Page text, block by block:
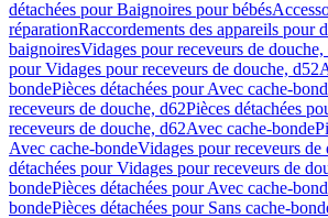
détachées pour Baignoires pour bébés
réparationRaccordements des appareils pour
baignoiresVidages pour receveurs de douche,
pour Vidages pour receveurs de douche, d52
bondePièces détachées pour Avec cache-
receveurs de douche, d62Pièces détachées
receveurs de douche, d62Avec cache-bonde
Avec cache-bondeVidages pour receveurs de
détachées pour Vidages pour receveurs de
bondePièces détachées pour Avec cache-
bondePièces détachées pour Sans cache-